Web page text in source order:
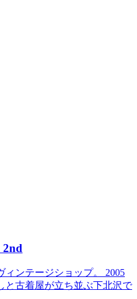
2nd
ィンテージショップ。 2005
と古着屋が立ち並ぶ下北沢で